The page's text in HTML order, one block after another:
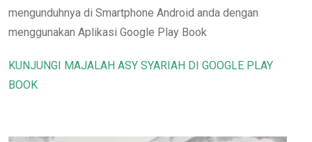
mengunduhnya di Smartphone Android anda dengan
menggunakan Aplikasi Google Play Book
KUNJUNGI MAJALAH ASY SYARIAH DI GOOGLE PLAY
BOOK